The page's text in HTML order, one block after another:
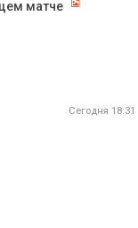
матче
Сегодня 18:31